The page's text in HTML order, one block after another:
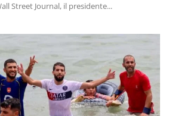
Street Journal, il presidente...